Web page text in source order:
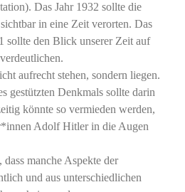
Das Jahr 1932 sollte die
in eine Zeit verorten. Das
sollte den Blick unserer Zeit auf
aufrecht stehen, sondern liegen.
gestützten Denkmals sollte darin
könnte so vermieden werden,
Adolf Hitler in die Augen
manche Aspekte der
und aus unterschiedlichen